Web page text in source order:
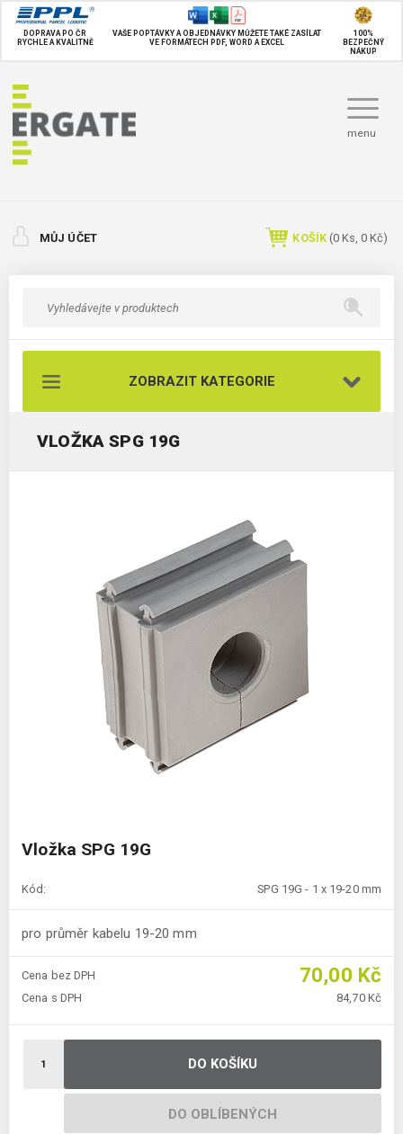
DOPRAVA PO ČR
RYCHLE A KVALITNĚ
VAŠE POPTÁVKY A OBJEDNÁVKY MŮŽETE TAKÉ ZASÍLAT
VE FORMÁTECH PDF, WORD A EXCEL
100%
BEZPEČNÝ
NÁKUP
menu
MŮJ ÚČET KOŠÍK (0 Ks, 0 Kč)
ZOBRAZIT KATEGORIE
VLOŽKA SPG 19G
Vložka SPG 19G
Kód: SPG 19G - 1 x 19-20 mm
pro průměr kabelu 19-20 mm
Cena bez DPH 70,00 Kč
Cena s DPH 84,70 Kč
DO KOŠÍKU
DO OBLÍBENÝCH